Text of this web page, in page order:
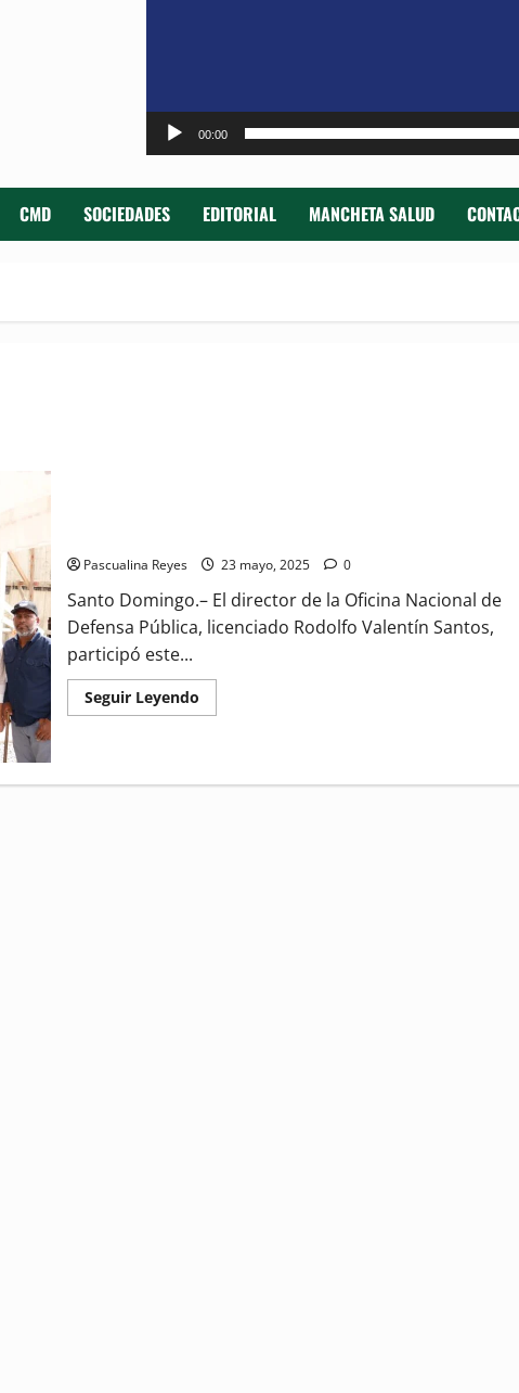
00:00
CMD SOCIEDADES EDITORIAL MANCHETA SALUD
Pascualina Reyes 23 mayo, 2025 0
Santo Domingo.– El director de la Oficina Nacional de
Defensa Pública, licenciado Rodolfo Valentín Santos,
participó este...
Seguir LeyendoRead
more
Vivienda